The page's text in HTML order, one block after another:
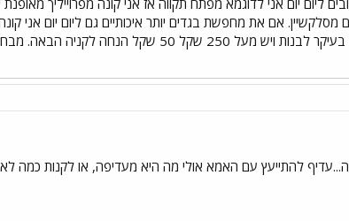
יום אני לדוגמא מפתח תקווה אז אני קונה מפרוייליך מאופנת
אם את מחפשת בגדים יותר איכותיים גם ליום יום אני
קדס ופוקס, כרגע בפוקס יש מבצע לחבריי מועדון 20% גם בדלתא ראיתי דברים מהממים בעיקר לבנות ויש מעל 250 שקל
להתייעץ עם האמא אולי מה היא מעדיפה, או לקנות כמה